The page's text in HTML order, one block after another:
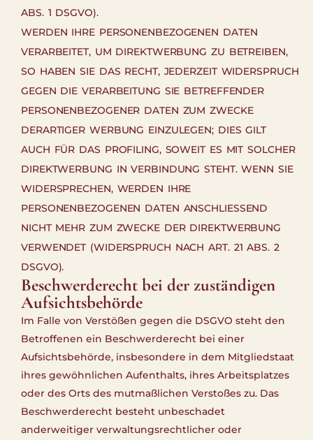
ABS. 1 DSGVO).
WERDEN IHRE PERSONENBEZOGENEN DATEN
VERARBEITET, UM DIREKTWERBUNG ZU BETREIBEN,
SO HABEN SIE DAS RECHT, JEDERZEIT WIDERSPRUCH
GEGEN DIE VERARBEITUNG SIE BETREFFENDER
PERSONENBEZOGENER DATEN ZUM ZWECKE
DERARTIGER WERBUNG EINZULEGEN; DIES GILT
AUCH FÜR DAS PROFILING, SOWEIT ES MIT SOLCHER
DIREKTWERBUNG IN VERBINDUNG STEHT. WENN SIE
WIDERSPRECHEN, WERDEN IHRE
PERSONENBEZOGENEN DATEN ANSCHLIESSEND
NICHT MEHR ZUM ZWECKE DER DIREKTWERBUNG
VERWENDET (WIDERSPRUCH NACH ART. 21 ABS. 2
DSGVO).
Beschwerde­recht bei der zuständigen
Aufsichts­behörde
Im Falle von Verstößen gegen die DSGVO steht den
Betroffenen ein Beschwerderecht bei einer
Aufsichtsbehörde, insbesondere in dem Mitgliedstaat
ihres gewöhnlichen Aufenthalts, ihres Arbeitsplatzes
oder des Orts des mutmaßlichen Verstoßes zu. Das
Beschwerderecht besteht unbeschadet
anderweitiger verwaltungsrechtlicher oder